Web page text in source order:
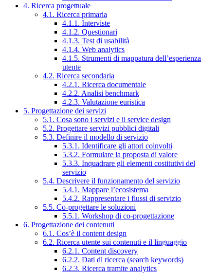
4. Ricerca progettuale
4.1. Ricerca primaria
4.1.1. Interviste
4.1.2. Questionari
4.1.3. Test di usabilità
4.1.4. Web analytics
4.1.5. Strumenti di mappatura dell’esperienza
utente
4.2. Ricerca secondaria
4.2.1. Ricerca documentale
4.2.2. Analisi benchmark
4.2.3. Valutazione euristica
5. Progettazione dei servizi
5.1. Cosa sono i servizi e il service design
5.2. Progettare servizi pubblici digitali
5.3. Definire il modello di servizio
5.3.1. Identificare gli attori coinvolti
5.3.2. Formulare la proposta di valore
5.3.3. Inquadrare gli elementi costitutivi del
servizio
5.4. Descrivere il funzionamento del servizio
5.4.1. Mappare l’ecosistema
5.4.2. Rappresentare i flussi di servizio
5.5. Co-progettare le soluzioni
5.5.1. Workshop di co-progettazione
6. Progettazione dei contenuti
6.1. Cos’è il content design
6.2. Ricerca utente sui contenuti e il linguaggio
6.2.1. Content discovery
6.2.2. Dati di ricerca (search keywords)
6.2.3. Ricerca tramite analytics